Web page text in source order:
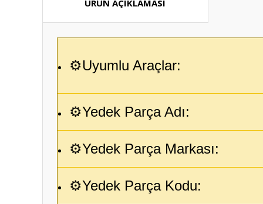
ÜRÜN AÇIKLAMASI
⚙️Uyumlu Araçlar:
⚙️Yedek Parça Adı:
⚙️Yedek Parça Markası:
⚙️Yedek Parça Kodu: